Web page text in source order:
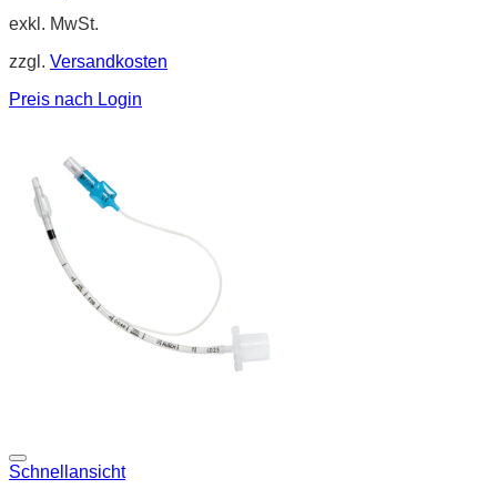
exkl. MwSt.
zzgl. Versandkosten
Preis nach Login
Schnellansicht